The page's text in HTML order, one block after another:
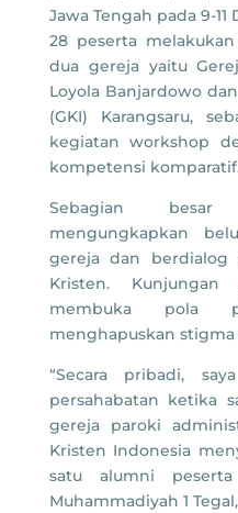
Jawa Tengah pada 9-
28 peserta
dua gereja yaitu
Loyola Banjardowo
(GKI) Karangsaru,
kegiatan workshop
kompetensi
Sebagian besar
mengungkapkan
gereja dan berdialog
Kristen.
membuka pola
menghapuskan
“Secara pribadi,
persahabatan ketika
gereja paroki
Kristen Indonesia
satu alumni
Muhammadiyah 1